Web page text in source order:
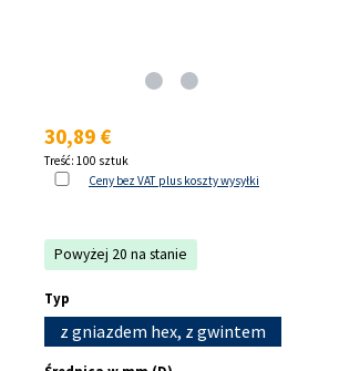
Cena regularna:
30,89 €
Treść: 100 sztuk
Ceny bez VAT plus koszty wysyłki
Powyżej 20 na stanie
Wybierz
Typ
z gniazdem hex, z gwintem